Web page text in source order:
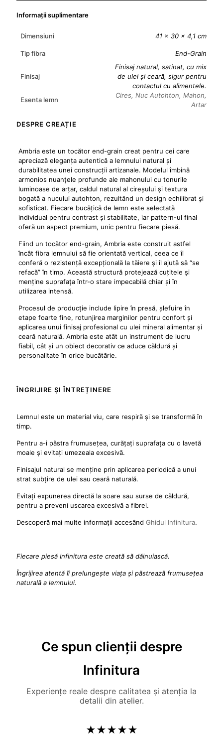
Informații suplimentare
Dimensiuni 41 × 30 × 4,1 cm
Tip fibra End-Grain
Finisaj
Finisaj natural, satinat, cu mix
de ulei și ceară, sigur pentru
contactul cu alimentele.
Esenta lemn
Cires, Nuc Autohton, Mahon,
Artar
DESPRE CREAȚIE
Ambria este un tocător end-grain creat pentru cei care
apreciază eleganța autentică a lemnului natural și
durabilitatea unei construcții artizanale. Modelul îmbină
armonios nuanțele profunde ale mahonului cu tonurile
luminoase de arțar, caldul natural al cireșului și textura
bogată a nucului autohton, rezultând un design echilibrat și
sofisticat. Fiecare bucățică de lemn este selectată
individual pentru contrast și stabilitate, iar pattern-ul final
oferă un aspect premium, unic pentru fiecare piesă.
Fiind un tocător end-grain, Ambria este construit astfel
încât fibra lemnului să fie orientată vertical, ceea ce îi
conferă o rezistență excepțională la tăiere și îl ajută să “se
refacă” în timp. Această structură protejează cuțitele și
menține suprafața într-o stare impecabilă chiar și în
utilizarea intensă.
Procesul de producție include lipire în presă, șlefuire în
etape foarte fine, rotunjirea marginilor pentru confort și
aplicarea unui finisaj profesional cu ulei mineral alimentar și
ceară naturală. Ambria este atât un instrument de lucru
fiabil, cât și un obiect decorativ ce aduce căldură și
personalitate în orice bucătărie.
ÎNGRIJIRE ȘI ÎNTREȚINERE
Lemnul este un material viu, care respiră și se transformă în
timp.
Pentru a-i păstra frumusețea, curățați suprafața cu o lavetă
moale și evitați umezeala excesivă.
Finisajul natural se menține prin aplicarea periodică a unui
strat subțire de ulei sau ceară naturală.
Evitați expunerea directă la soare sau surse de căldură,
pentru a preveni uscarea excesivă a fibrei.
Descoperă mai multe informații accesând Ghidul Infinitura.
Fiecare piesă Infinitura este creată să dăinuiască.
Îngrijirea atentă îi prelungește viața și păstrează frumusețea
naturală a lemnului.
Ce spun clienții despre
Infinitura
Experiențe reale despre calitatea și atenția la
detalii din atelier.
★★★★★